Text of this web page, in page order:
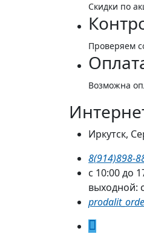
Скидки по
Проверяем
Возможна
Иркутск,
8(914)898-
с 10:00 до
выходной: